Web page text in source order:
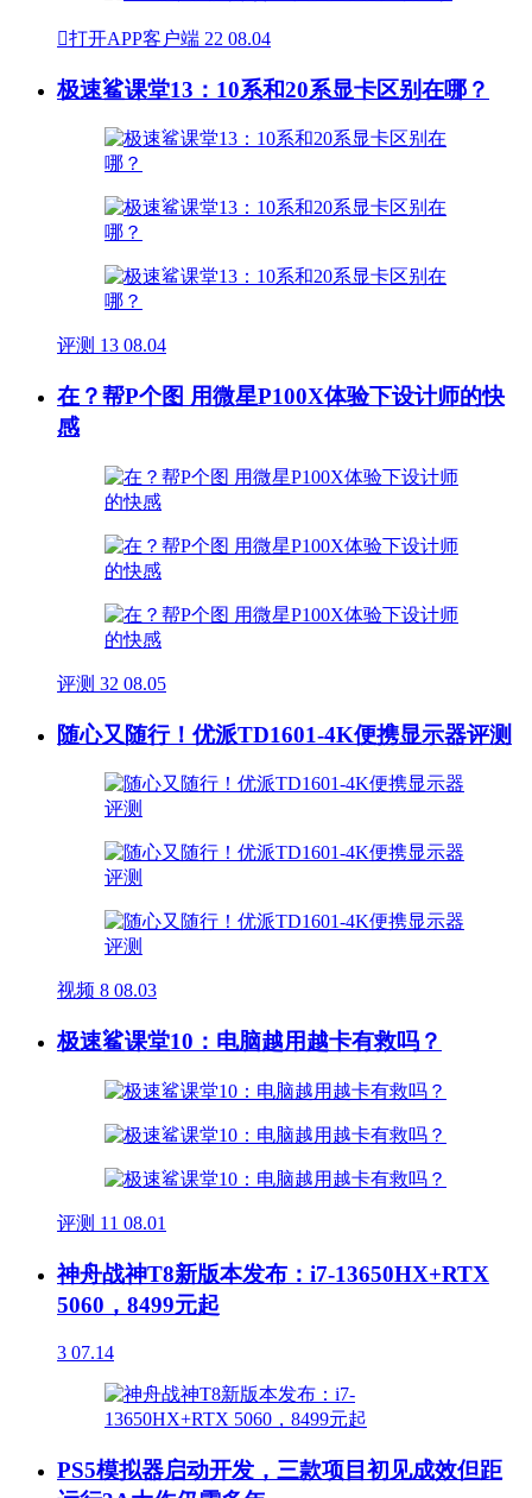
打开APP客户端 22 08.04
极速鲨课堂13：10系和20系显卡区别在哪？
评测 13 08.04
在？帮P个图 用微星P100X体验下设计师的快
感
评测 32 08.05
随心又随行！优派TD1601-4K便携显示器评测
视频 8 08.03
极速鲨课堂10：电脑越用越卡有救吗？
评测 11 08.01
神舟战神T8新版本发布：i7-13650HX+RTX
5060，8499元起
3 07.14
PS5模拟器启动开发，三款项目初见成效但距